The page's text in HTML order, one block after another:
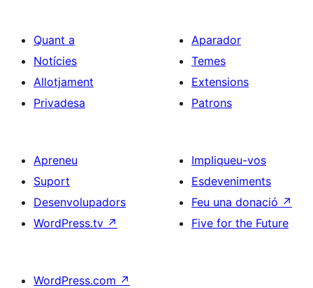
Quant a
Notícies
Allotjament
Privadesa
Aparador
Temes
Extensions
Patrons
Apreneu
Suport
Desenvolupadors
WordPress.tv ↗
Impliqueu-vos
Esdeveniments
Feu una donació ↗
Five for the Future
WordPress.com ↗